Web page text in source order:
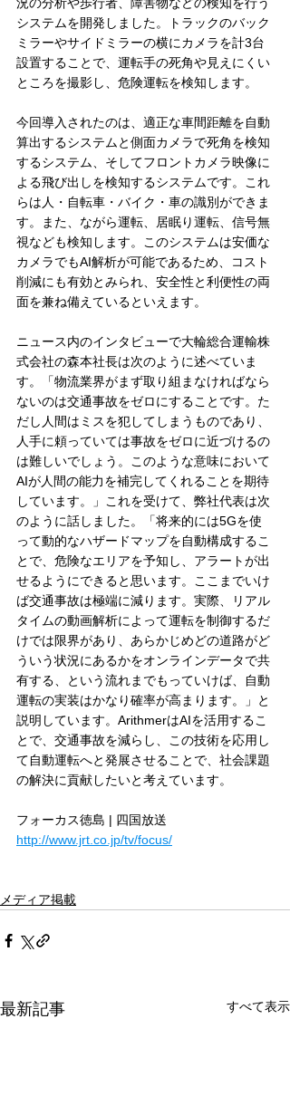
システムを開発しました。トラックのバック
ミラーやサイドミラーの横にカメラを計3台
設置することで、運転手の死角や見えにくい
ところを撮影し、危険運転を検知します。
今回導入されたのは、適正な車間距離を自動
算出するシステムと側面カメラで死角を検知
するシステム、そしてフロントカメラ映像に
よる飛び出しを検知するシステムです。これ
らは人・自転車・バイク・車の識別ができま
す。また、ながら運転、居眠り運転、信号無
視なども検知します。このシステムは安価な
カメラでもAI解析が可能であるため、コスト
削減にも有効とみられ、安全性と利便性の両
面を兼ね備えているといえます。
ニュース内のインタビューで大輪総合運輸株
式会社の森本社長は次のように述べていま
す。「物流業界がまず取り組まなければなら
ないのは交通事故をゼロにすることです。た
だし人間はミスを犯してしまうものであり、
人手に頼っていては事故をゼロに近づけるの
は難しいでしょう。このような意味において
AIが人間の能力を補完してくれることを期待
しています。」これを受けて、弊社代表は次
のように話しました。「将来的には5Gを使
って動的なハザードマップを自動構成するこ
とで、危険なエリアを予知し、アラートが出
せるようにできると思います。ここまでいけ
ば交通事故は極端に減ります。実際、リアル
タイムの動画解析によって運転を制御するだ
けでは限界があり、あらかじめどの道路がど
ういう状況にあるかをオンラインデータで共
有する、という流れまでもっていけば、自動
運転の実装はかなり確率が高まります。」と
説明しています。ArithmerはAIを活用するこ
とで、交通事故を減らし、この技術を応用し
て自動運転へと発展させることで、社会課題
の解決に貢献したいと考えています。
フォーカス徳島 | 四国放送
http://www.jrt.co.jp/tv/focus/
メディア掲載
最新記事 すべて表示